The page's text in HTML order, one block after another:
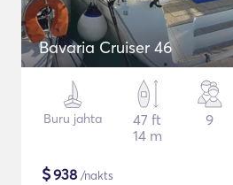
Bavaria Cruiser 46
Buru jahta
47 ft
14 m
9
$938 /nakts